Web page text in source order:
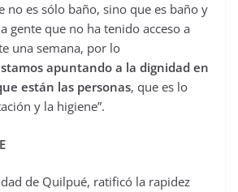
no es sólo baño, sino que es baño y
gente que no ha tenido acceso a
una semana, por lo
apuntando a la dignidad en
están las personas, que es lo
y la higiene”.
de Quilpué, ratificó la rapidez